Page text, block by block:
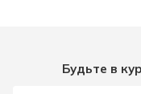
Будьте в